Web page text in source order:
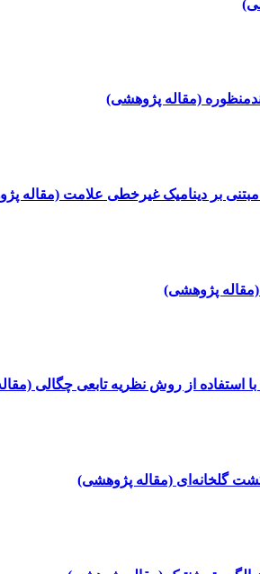
(مقاله پژوهشی)
بر دینامیک غیرخطی علامت (مقاله
پژوهشی)